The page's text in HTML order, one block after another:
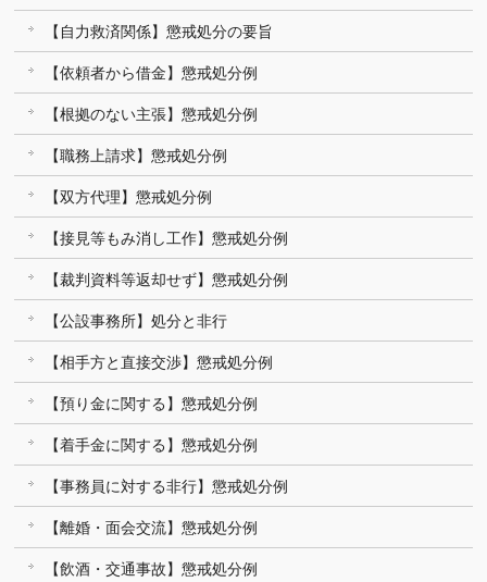
【自力救済関係】懲戒処分の要旨
【依頼者から借金】懲戒処分例
【根拠のない主張】懲戒処分例
【職務上請求】懲戒処分例
【双方代理】懲戒処分例
【接見等もみ消し工作】懲戒処分例
【裁判資料等返却せず】懲戒処分例
【公設事務所】処分と非行
【相手方と直接交渉】懲戒処分例
【預り金に関する】懲戒処分例
【着手金に関する】懲戒処分例
【事務員に対する非行】懲戒処分例
【離婚・面会交流】懲戒処分例
【飲酒・交通事故】懲戒処分例